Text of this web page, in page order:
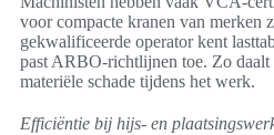
voor compacte kranen van merken
gekwalificeerde operator kent
past ARBO-richtlijnen toe. Zo daalt
materiële schade tijdens het werk.
Efficiëntie bij hijs- en